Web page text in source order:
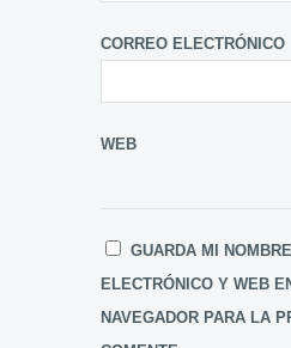
CORREO ELECTRÓNICO
WEB
GUARDA MI
ELECTRÓNICO Y WEB
NAVEGADOR PARA LA